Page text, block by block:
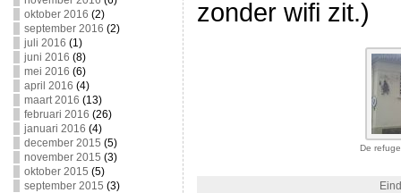
oktober 2016 (2)
september 2016 (2)
juli 2016 (1)
juni 2016 (8)
mei 2016 (6)
april 2016 (4)
maart 2016 (13)
februari 2016 (26)
januari 2016 (4)
december 2015 (5)
november 2015 (3)
oktober 2015 (5)
september 2015 (3)
zonder wifi zit.)
De